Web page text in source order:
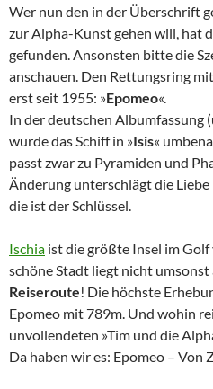
Wer nun den in der Überschrift
zur Alpha-Kunst gehen will, hat
gefunden. Ansonsten bitte die
anschauen. Den Rettungsring
erst seit 1955: »Epomeo«.
In der deutschen Albumfassung
wurde das Schiff in »Isis«
passt zwar zu Pyramiden und
Änderung unterschlägt die Liebe
die ist der Schlüssel.
Ischia ist die größte Insel im
schöne Stadt liegt nicht umsonst
Reiseroute! Die höchste
Epomeo mit 789m. Und wohin
unvollendeten »Tim und die
Da haben wir es: Epomeo –